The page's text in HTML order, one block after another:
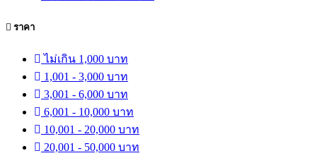
ราคา
ไม่เกิน 1,000 บาท
1,001 - 3,000 บาท
3,001 - 6,000 บาท
6,001 - 10,000 บาท
10,001 - 20,000 บาท
20,001 - 50,000 บาท